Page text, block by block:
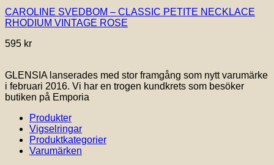
CAROLINE SVEDBOM – CLASSIC PETITE NECKLACE
RHODIUM VINTAGE ROSE
595 kr
GLENSIA lanserades med stor framgång som nytt varumärke
i februari 2016. Vi har en trogen kundkrets som besöker
butiken på Emporia
Produkter
Vigselringar
Produktkategorier
Varumärken